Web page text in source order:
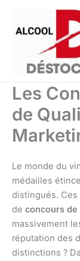
contenu
Les
de
Le monde du
médailles
distingués.
de concours
massivement
réputation des
distinctions ?